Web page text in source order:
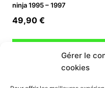
Gérer le
cookies
ninja 1995 – 1997
49,90 €